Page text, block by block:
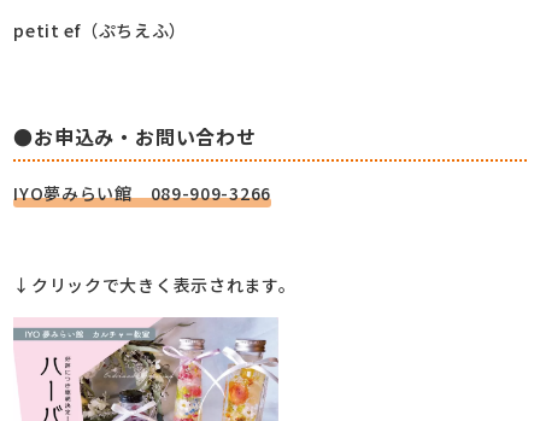
petit ef（ぷちえふ）
●お申込み・お問い合わせ
IYO夢みらい館 089-909-3266
↓クリックで大きく表示されます。